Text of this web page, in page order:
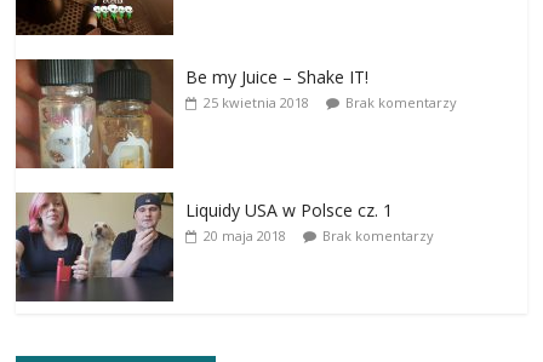
Be my Juice – Shake IT!
25 kwietnia 2018 Brak komentarzy
Liquidy USA w Polsce cz. 1
20 maja 2018 Brak komentarzy